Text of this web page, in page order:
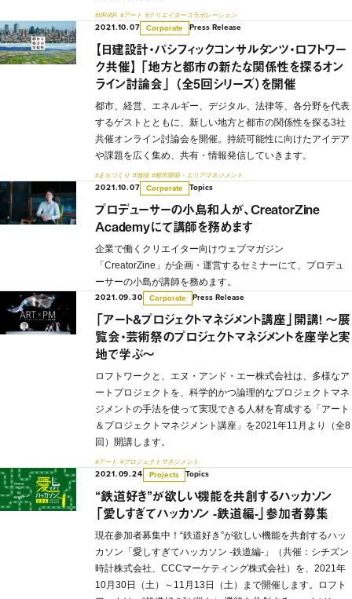
#VR/AR #アート #クリエイターコラボレーション
2021.10.07 Corporate Press Release
【日建設計・パシフィックコンサルタンツ・ロフトワー
ク共催】 「地方と都市の新たな関係性を探るオン
ライン討論会」 （全5回シリーズ）を開催
都市、経営、エネルギー、デジタル、法律等、各分野を代表
するゲストとともに、新しい地方と都市の関係性を探る3社
共催オンライン討論会を開催。持続可能性に向けたアイデア
や課題を広く集め、共有・情報発信していきます。
#まちづくり #地域 #都市開発・エリアマネジメント
2021.10.07 Corporate Topics
プロデューサーの小島和人が、CreatorZine
Academyにて講師を務めます
企業で働くクリエイター向けウェブマガジン
「CreatorZine」が企画・運営するセミナーにて、プロデュ
ーサーの小島が講師を務めます。
2021.09.30 Corporate Press Release
「アート&プロジェクトマネジメント講座」開講！ 〜展
覧会・芸術祭のプロジェクトマネジメントを座学と実
地で学ぶ〜
ロフトワークと、エヌ・アンド・エー株式会社は、多様なア
ートプロジェクトを、科学的かつ論理的なプロジェクトマネ
ジメントの手法を使って実現できる人材を育成する「アート
＆プロジェクトマネジメント講座」を2021年11月より（全8
回）開講します。
#アート #プロジェクトマネジメント
2021.09.24 Projects Topics
“鉄道好き”が欲しい機能を共創するハッカソン
「愛しすぎてハッカソン -鉄道編-」参加者募集
現在参加者募集中！“鉄道好き”が欲しい機能を共創するハッ
カソン「愛しすぎてハッカソン -鉄道編-」（共催：シチズン
時計株式会社、CCCマーケティング株式会社）を、2021年
10月30日（土）～11月13日（土）まで開催します。ロフト